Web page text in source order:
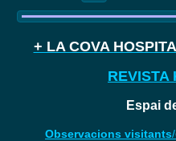
+ LA COVA
REVISTA
Espai
Observacions visitants/